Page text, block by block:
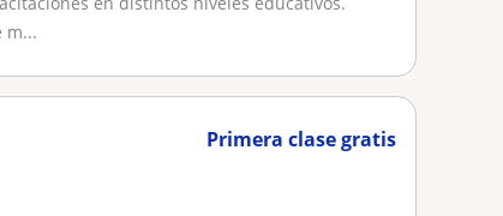
m...
Primera clase gratis